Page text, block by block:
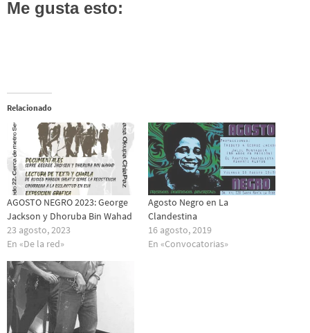
Me gusta esto:
Relacionado
AGOSTO NEGRO 2023: George
Jackson y Dhoruba Bin Wahad
23 agosto, 2023
En «De la red»
Agosto Negro en La
Clandestina
16 agosto, 2019
En «Convocatorias»